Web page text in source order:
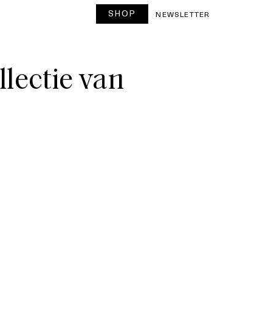
SHOP NEWSLETTER
van